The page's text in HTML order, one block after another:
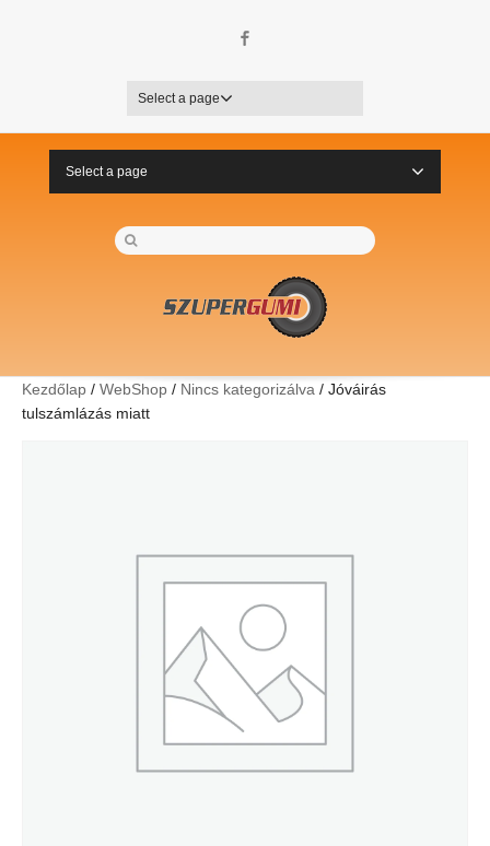
Select a page
Select a page
Kezdőlap / WebShop / Nincs kategorizálva / Jóváirás
tulszámlázás miatt